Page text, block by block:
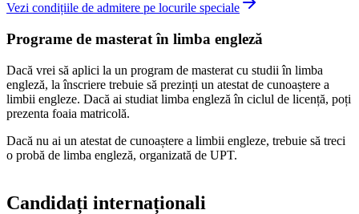
Vezi condițiile de admitere pe locurile speciale
Programe de masterat în limba engleză
Dacă vrei să aplici la un program de masterat cu studii în limba
engleză, la înscriere trebuie să prezinți un atestat de cunoaștere a
limbii engleze. Dacă ai studiat limba engleză în ciclul de licență, poți
prezenta foaia matricolă.
Dacă nu ai un atestat de cunoaștere a limbii engleze, trebuie să treci
o probă de limba engleză, organizată de UPT.
Candidați internaționali